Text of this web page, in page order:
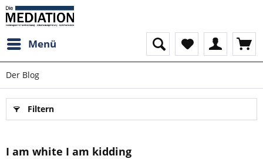
Menü
Der Blog
Filtern
I am white I am kidding